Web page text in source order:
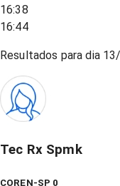
16:38
16:44
Resultados para dia
Tec Rx Spmk
COREN-SP 0